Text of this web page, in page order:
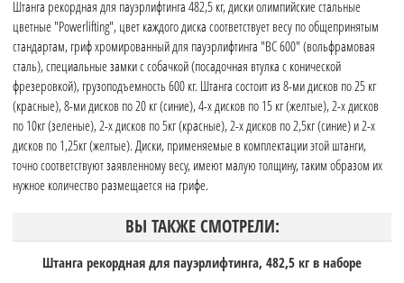
Штанга рекордная для пауэрлифтинга 482,5 кг, диски олимпийские стальные
цветные "Powerlifting", цвет каждого диска соответствует весу по общепринятым
стандартам, гриф хромированный для пауэрлифтинга "ВС 600" (вольфрамовая
сталь), специальные замки с собачкой (посадочная втулка с конической
фрезеровкой), грузоподъемность 600 кг. Штанга состоит из 8-ми дисков по 25 кг
(красные), 8-ми дисков по 20 кг (синие), 4-х дисков по 15 кг (желтые), 2-х дисков
по 10кг (зеленые), 2-х дисков по 5кг (красные), 2-х дисков по 2,5кг (синие) и 2-х
дисков по 1,25кг (желтые). Диски, применяемые в комплектации этой штанги,
точно соответствуют заявленному весу, имеют малую толщину, таким образом их
нужное количество размещается на грифе.
ВЫ ТАКЖЕ СМОТРЕЛИ:
Штанга рекордная для пауэрлифтинга, 482,5 кг в наборе